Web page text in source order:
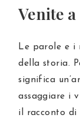
Venite
Le parole e i
della storia.
significa
assaggiare i
il racconto di